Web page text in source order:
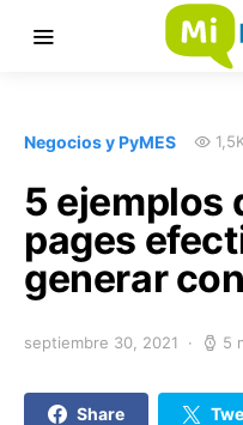
Negocios y PyMES
5 ejemplos
pages
generar
septiembre 30, 2021 5
Share